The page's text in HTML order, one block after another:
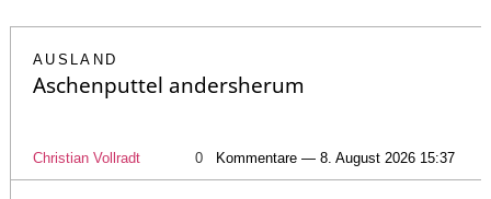
AUSLAND
Aschenputtel andersherum
Christian Vollradt 0 Kommentare — 8. August 2026 15:37